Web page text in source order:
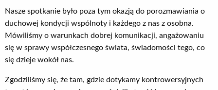
Nasze spotkanie było poza tym okazją do porozmawiania o
duchowej kondycji wspólnoty i każdego z nas z osobna.
Mówiliśmy o warunkach dobrej komunikacji, angażowaniu
się w sprawy współczesnego świata, świadomości tego, co
się dzieje wokół nas.
Zgodziliśmy się, że tam, gdzie dotykamy kontrowersyjnych